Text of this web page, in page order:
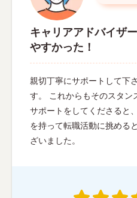
キャリアアドバイザ
やすかった！
親切丁寧にサポートして下
す。 これからもそのスタン
サポートをしてくださると
を持って転職活動に挑める
ざいました。